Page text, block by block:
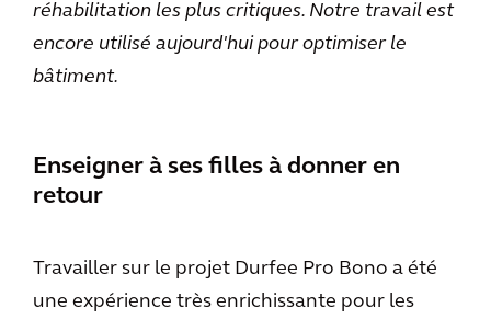
réhabilitation les plus critiques. Notre travail est
encore utilisé aujourd'hui pour optimiser le
bâtiment.
Enseigner à ses filles à donner en
retour
Travailler sur le projet Durfee Pro Bono a été
une expérience très enrichissante pour les